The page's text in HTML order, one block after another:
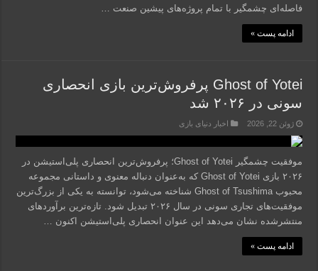
فاصله‌ای چشمگیر با تمام پروژه‌های پیشین صنعت …
ادامه پست »
Ghost of Yotei پرفروش‌ترین بازی انحصاری
سونی در ۲۰۲۶ شد
ژوئن 22, 2026 اخبار دنیای بازی
موفقیت چشمگیر Ghost of Yotei؛ پرفروش‌ترین انحصاری پلی‌استیشن در
۲۰۲۶ بازی Ghost of Yotei که به‌عنوان دنباله معنوی و داستانی مجموعه
محبوب Ghost of Tsushima شناخته می‌شود، توانسته به یکی از بزرگ‌ترین
موفقیت‌های تجاری سونی در سال ۲۰۲۶ تبدیل شود. تازه‌ترین برآوردهای
منتشرشده نشان می‌دهد این عنوان انحصاری پلی‌استیشن اکنون …
ادامه پست »